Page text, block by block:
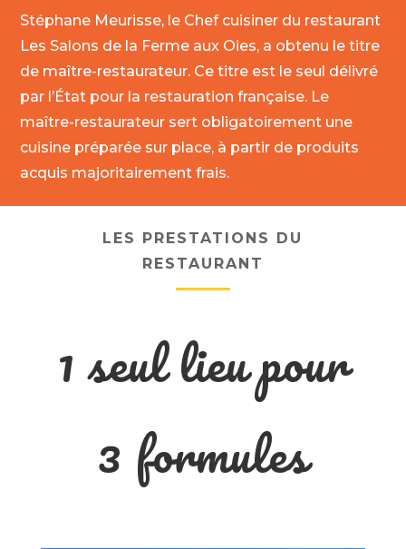
Stéphane Meurisse, le Chef cuisiner du restaurant
Les Salons de la Ferme aux Oies, a obtenu le titre
de maître-restaurateur. Ce titre est le seul délivré
par l’État pour la restauration française. Le
maître-restaurateur sert obligatoirement une
cuisine préparée sur place, à partir de produits
acquis majoritairement frais.
LES PRESTATIONS DU
RESTAURANT
1 seul lieu pour
3 formules